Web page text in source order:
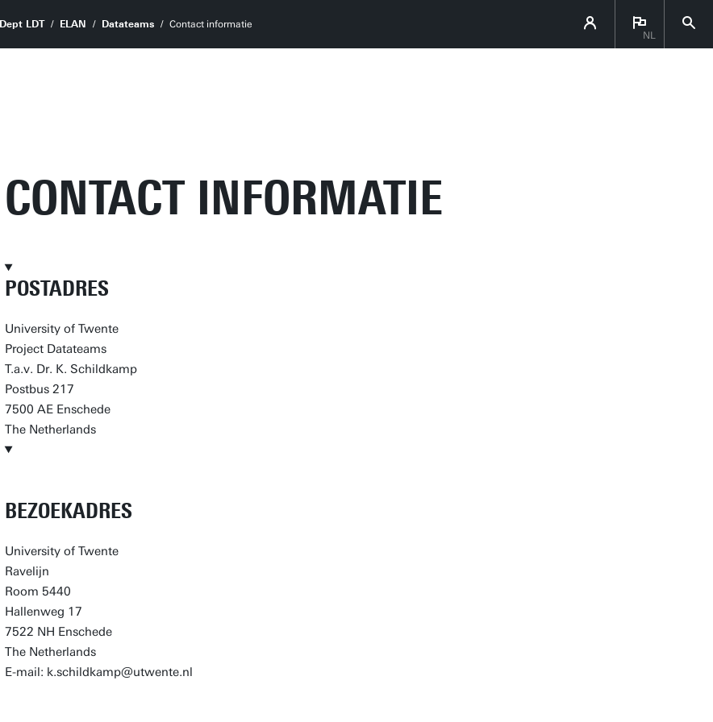
Dept LDT ELAN Datateams
Contact informatie
NL
CONTACT INFORMATIE
POSTADRES
University of Twente
Project Datateams
T.a.v. Dr. K. Schildkamp
Postbus 217
7500 AE Enschede
The Netherlands
BEZOEKADRES
University of Twente
Ravelijn
Room 5440
Hallenweg 17
7522 NH Enschede
The Netherlands
E-mail: k.schildkamp@utwente.nl